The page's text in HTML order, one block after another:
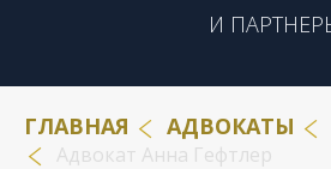
И
ГЛАВНАЯ АДВОКАТЫ
Адвокат Анна Гефтлер